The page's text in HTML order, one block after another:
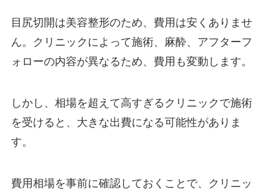
目尻切開は美容整形のため、費用は安くありませ
ん。クリニックによって施術、麻酔、アフターフ
ォローの内容が異なるため、費用も変動します。
しかし、相場を超えて高すぎるクリニックで施術
を受けると、大きな出費になる可能性がありま
す。
費用相場を事前に確認しておくことで、クリニッ